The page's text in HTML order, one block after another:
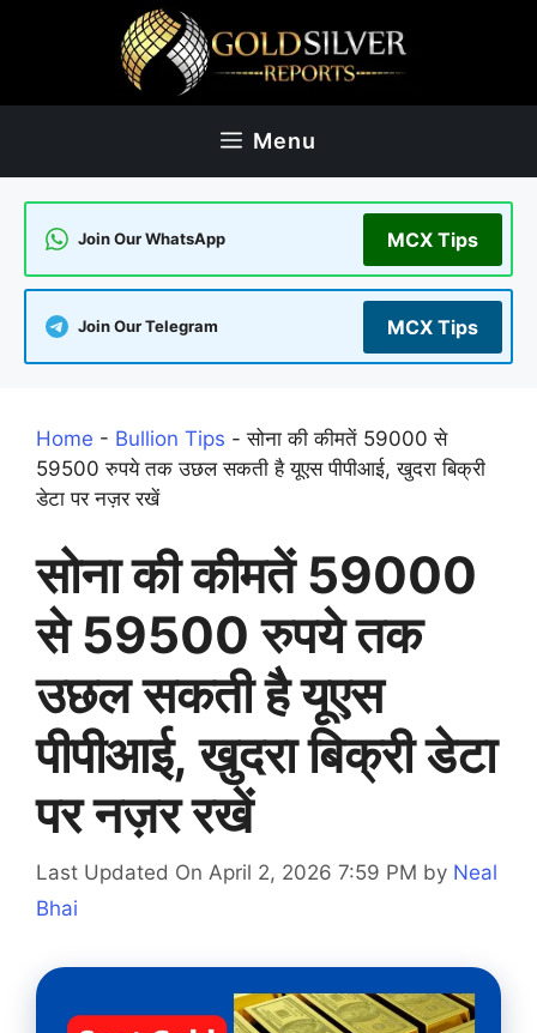
Menu
Join Our WhatsApp MCX Tips
Join Our Telegram MCX Tips
Home - Bullion Tips -सोना की कीमतें 59000 से
59500 रुपये तक उछल सकती है यूएस पीपीआई, खुदरा बिक्री
डेटा पर नज़र रखें
सोना की कीमतें 59000
से 59500 रुपये तक
उछल सकती है यूएस
पीपीआई, खुदरा बिक्री डेटा
पर नज़र रखें
Last Updated On April 2, 2026 7:59 PM by Neal
Bhai